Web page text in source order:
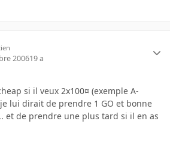
200619 a
si il veux 2x100¤ (exemple A-
je lui dirait de prendre 1 GO et bonne
et de prendre une plus tard si il en as